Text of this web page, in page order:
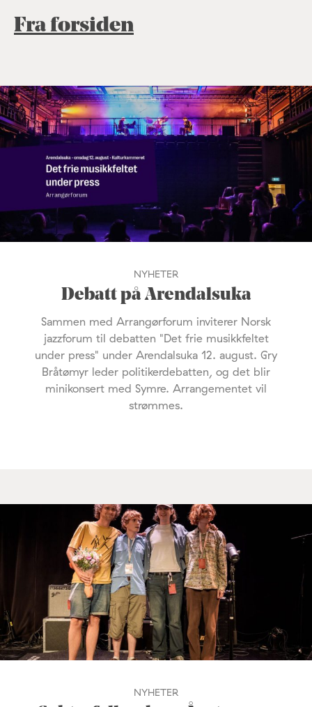
Fra forsiden
NYHETER
Debatt på Arendalsuka
Sammen med Arrangørforum inviterer Norsk
jazzforum til debatten "Det frie musikkfeltet
under press" under Arendalsuka 12. august. Gry
Bråtømyr leder politikerdebatten, og det blir
minikonsert med Symre. Arrangementet vil
strømmes.
NYHETER